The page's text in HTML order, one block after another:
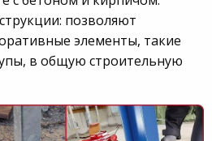
позволяют
элементы, такие
в общую строительную